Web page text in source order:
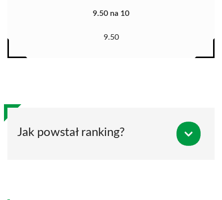
9.50 na 10
9.50
Jak powstał ranking?